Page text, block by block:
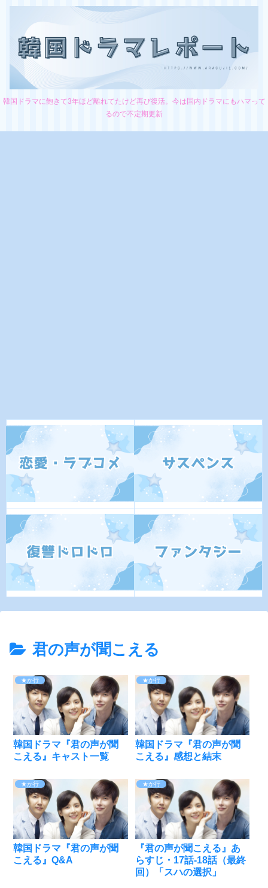
韓国ドラマに飽きて3年ほど離れてたけど再び復活。今は国内ドラマにもハマって
るので不定期更新
君の声が聞こえる
★か行
韓国ドラマ『君の声が聞
こえる』キャスト一覧
★か行
韓国ドラマ『君の声が聞
こえる』感想と結末
★か行
韓国ドラマ『君の声が聞
こえる』Q&A
★か行
『君の声が聞こえる』あ
らすじ・17話-18話（最終
回）「スハの選択」